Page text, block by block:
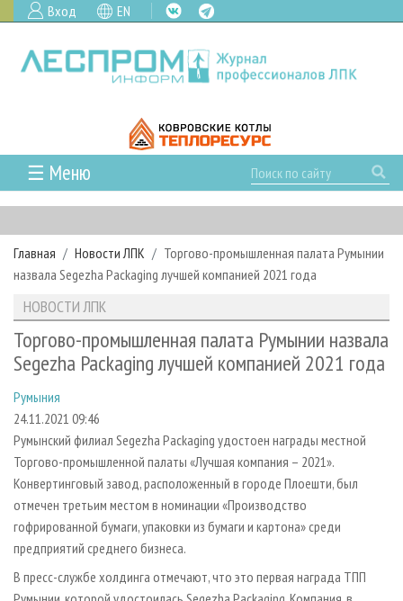
Вход EN
☰ Меню
ГЛАВНАЯ
РУБРИКИ И ТЕМЫ
РУБРИКИ ЖУРНАЛА
ЛЕСОЗАГОТОВКА
ЛЕСОПИЛЕНИЕ
СУШКА ДРЕВЕСИНЫ
ПРОИЗВОДСТВО ДРЕВЕСНЫХ ПЛИТ
ДЕРЕВЯННОЕ ДОМОСТРОЕНИЕ
ПРОИЗВОДСТВО МЕБЕЛИ
БИОЭНЕРГЕТИКА
ИНСТРУМЕНТ И МАТЕРИАЛЫ
НОВОСТИ
НОВОСТИ ЛПК
НОВОСТИ ЖУРНАЛА
ПРОЕКТЫ ЛПИ
АНАЛИТИКА
ПРЕДПРИЯТИЯ ЛПК
ПЕРСОНЫ
МОБИЛЬНЫЕ ВЫСТАВКИ
ОФИЦИАЛЬНЫЕ ДЕЛЕГАЦИИ
ПРИОРИТЕТНЫЕ ИНВЕСТПРОЕКТЫ
RUSSIAN FORESTRY REVIEW
ГАЗЕТА ЛЕСПРОМФОРУМ
БИБЛИОТЕКА СПЕЦИАЛИСТА
АРХИВ ЖУРНАЛОВ
О ЖУРНАЛЕ
КОНТАКТЫ
РЕКЛАМОДАТЕЛЯМ
РЕКЛАМА
РЕКЛАМА НА САЙТЕ
Главная Новости ЛПК
Торгово-промышленная палата Румынии
назвала Segezha Packaging лучшей компанией 2021 года
НОВОСТИ ЛПК
Торгово-промышленная палата Румынии назвала
Segezha Packaging лучшей компанией 2021 года
Румыния
24.11.2021 09:46
Румынский филиал Segezha Packaging удостоен награды местной
Торгово-промышленной палаты «Лучшая компания – 2021».
Конвертинговый завод, расположенный в городе Плоешти, был
отмечен третьим местом в номинации «Производство
гофрированной бумаги, упаковки из бумаги и картона» среди
предприятий среднего бизнеса.
В пресс-службе холдинга отмечают, что это первая награда ТПП